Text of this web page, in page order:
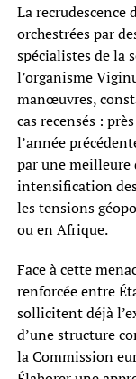
La
orchestrées par
spécialistes de la
l’organisme
manœuvres,
cas recensés :
l’année
par une meilleure
intensification
les tensions
ou en Afrique.
Face à cette
renforcée entre
sollicitent déjà
d’une structure
la Commission